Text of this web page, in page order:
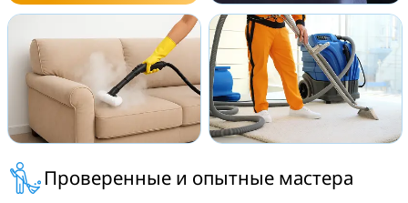
Проверенные и опытные мастера